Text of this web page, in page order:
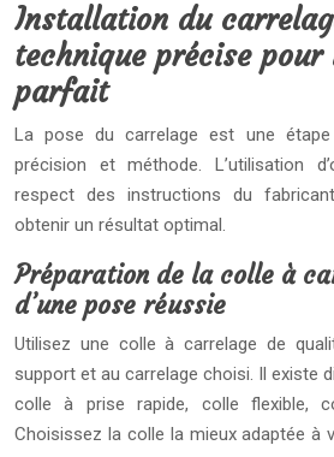
Installation du
technique précise
parfait
La pose du carrelage est une
précision et méthode. L’utilisation
respect des instructions du
obtenir un résultat optimal.
Préparation de la colle à
d’une pose réussie
Utilisez une colle à carrelage de
support et au carrelage choisi. Il existe
colle à prise rapide, colle flexible,
Choisissez la colle la mieux adaptée à